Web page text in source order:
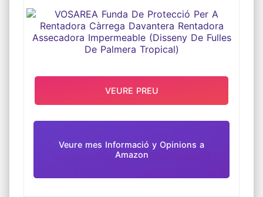
ASSECADORA IMPERMEABLE
(DISSENY DE FULLES DE PALMERA
TROPICAL)
Veure mes Informació y Opinions a
Amazon
VEURE PREU